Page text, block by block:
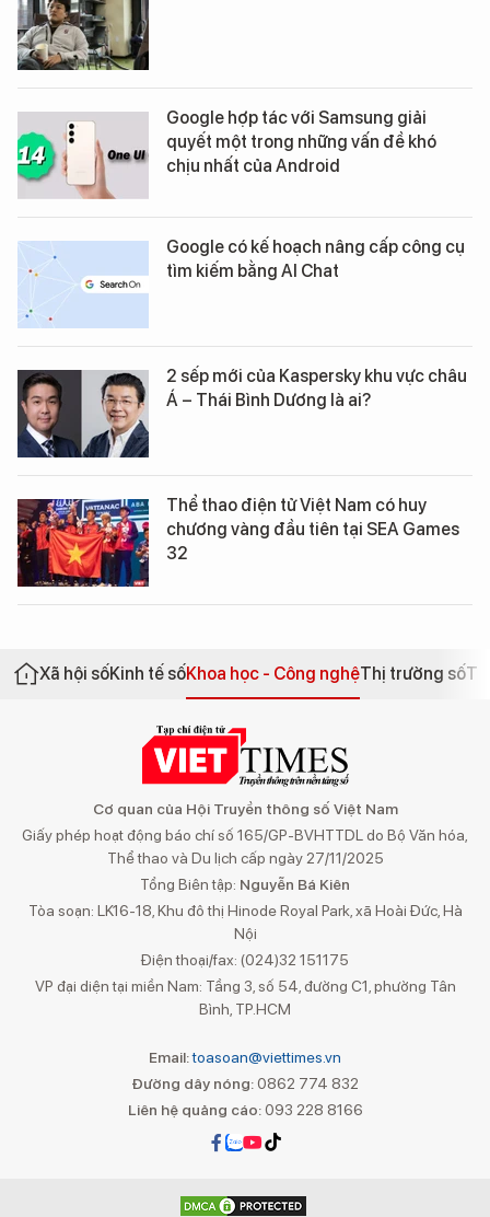
Google hợp tác với Samsung giải
quyết một trong những vấn đề khó
chịu nhất của Android
Google có kế hoạch nâng cấp công cụ
tìm kiếm bằng AI Chat
2 sếp mới của Kaspersky khu vực châu
Á – Thái Bình Dương là ai?
Thể thao điện tử Việt Nam có huy
chương vàng đầu tiên tại SEA Games
32
Xã hội sốKinh tế sốKhoa học - Công nghệThị trường số
Cơ quan của Hội Truyền thông số Việt Nam
Giấy phép hoạt động báo chí số 165/GP-BVHTTDL do Bộ Văn hóa,
Thể thao và Du lịch cấp ngày 27/11/2025
Tổng Biên tập: Nguyễn Bá Kiên
Tòa soạn: LK16-18, Khu đô thị Hinode Royal Park, xã Hoài Đức, Hà
Nội
Điện thoại/fax: (024)32 151175
VP đại diện tại miền Nam: Tầng 3, số 54, đường C1, phường Tân
Bình, TP.HCM
Email:toasoan@viettimes.vn
Đường dây nóng: 0862 774 832
Liên hệ quảng cáo:093 228 8166